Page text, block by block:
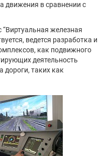
движения в сравнении с
железная
ведется разработка и
как подвижного
деятельность
дороги, таких как